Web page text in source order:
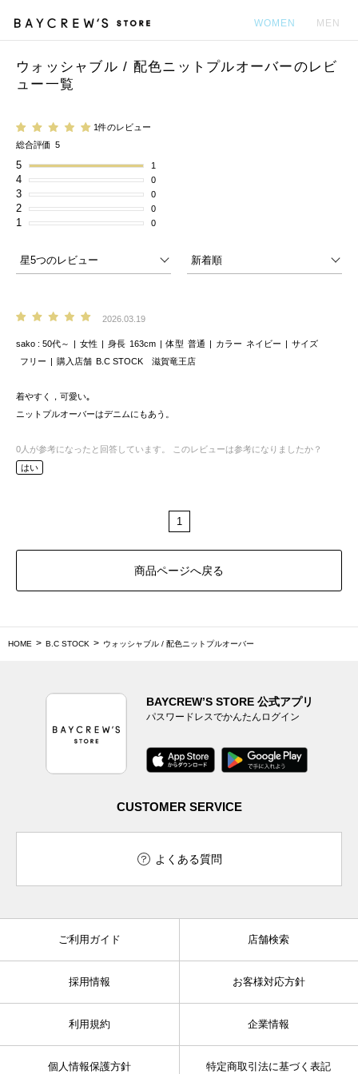
WOMEN MEN
ウォッシャブル / 配色ニットプルオーバーのレビ
ュー一覧
1件のレビュー
総合評価 5
5 1
4 0
3 0
2 0
1 0
2026.03.19
sako 50代～ 女性 身長 163cm 体型 普通 カラー ネイビー
サイズ
フリー
購入店舗 B.C STOCK 滋賀竜王店
着やすく，可愛い｡
ニットプルオーバーはデニムにもあう。
0 人が参考になったと回答しています。
このレビューは参考になりましたか？
はい
1
商品ページへ戻る
HOME B.C STOCK ウォッシャブル / 配色ニットプルオーバー
BAYCREW’S STORE 公式アプリ
パスワードレスでかんたんログイン
CUSTOMER SERVICE
よくある質問
ご利用ガイド 店舗検索
採用情報 お客様対応方針
利用規約 企業情報
個人情報保護方針 特定商取引法に基づく表記